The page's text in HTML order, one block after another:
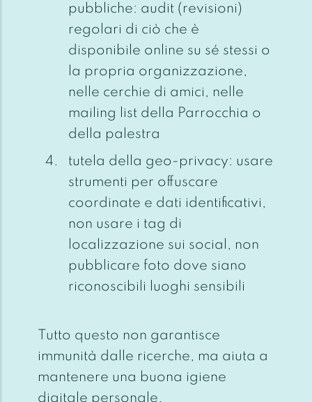
pubbliche: audit (revisioni)
regolari di ciò che è
disponibile online su sé stessi o
la propria organizzazione,
nelle cerchie di amici, nelle
mailing list della Parrocchia o
della palestra
tutela della geo-privacy: usare
strumenti per offuscare
coordinate e dati identificativi,
non usare i tag di
localizzazione sui social, non
pubblicare foto dove siano
riconoscibili luoghi sensibili
Tutto questo non garantisce
immunità dalle ricerche, ma aiuta a
mantenere una buona igiene
digitale personale.